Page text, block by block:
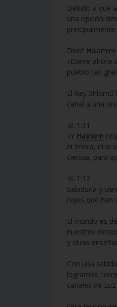
Debido a que
una opción
Divré
«Dame ahora
pueblo tan
El Rey Shlomó
canal a una
Id. 1:11
«Y Hashem
ni honra, ni la
ciencia, para
Id. 1:12
Sabiduría y
reyes que han
El mundo es
nuestros
y otras
Con una
logramos
canales de